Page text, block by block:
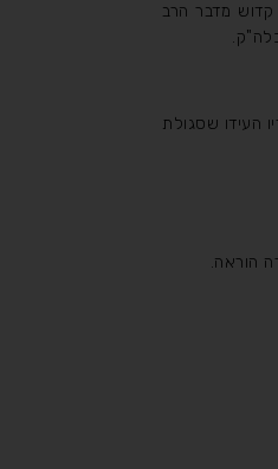
מדבר הרב
העידו שסגולת
הוראה.